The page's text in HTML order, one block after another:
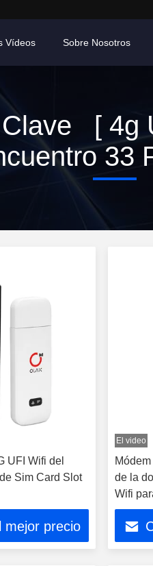
Vídeos Sobre Nosotros
[ 4g
33
UFI Wifi del
Sim Card Slot
mejor precio
El video
de la
Wifi